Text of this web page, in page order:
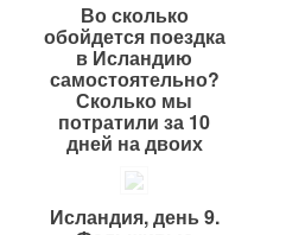
Во сколько
обойдется поездка
в Исландию
самостоятельно?
Сколько мы
потратили за 10
дней на двоих
Исландия, день 9.